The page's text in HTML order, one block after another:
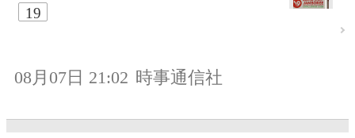
19
08月07日 21:02 時事通信社